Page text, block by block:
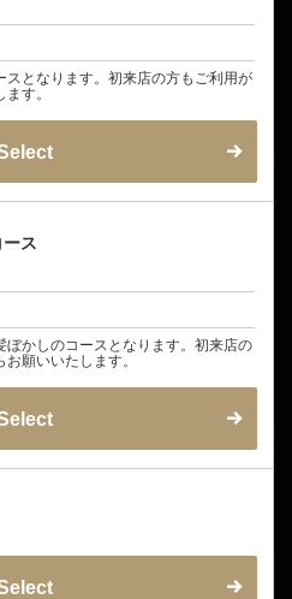
スとなります。初来店の方もご利用が
す。
ス
かしのコースとなります。初来店の
願いいたします。